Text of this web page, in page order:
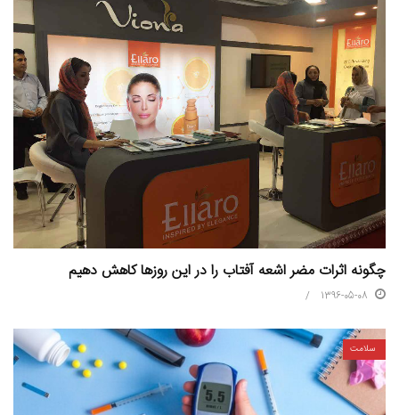
چگونه اثرات مضر اشعه آفتاب را در این روزها کاهش دهیم
1396-05-08
سلامت